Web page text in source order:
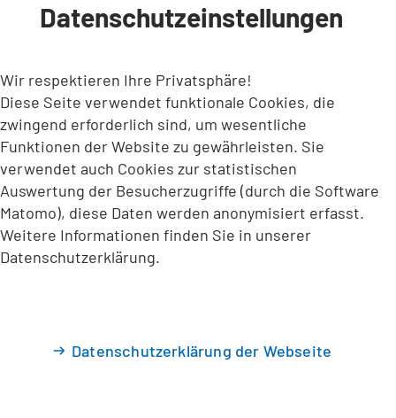
INHALT ANSPRINGEN
Datenschutzeinstellungen
Wir respektieren Ihre Privatsphäre!
Diese Seite verwendet funktionale Cookies, die
zwingend erforderlich sind, um wesentliche
Funktionen der Website zu gewährleisten. Sie
verwendet auch Cookies zur statistischen
Auswertung der Besucherzugriffe (durch die Software
Matomo), diese Daten werden anonymisiert erfasst.
Weitere Informationen finden Sie in unserer
Datenschutzerklärung.
Datenschutzerklärung der Webseite